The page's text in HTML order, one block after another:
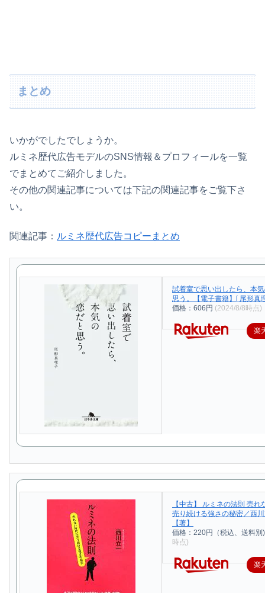
まとめ
いかがでしたでしょうか。
ルミネ歴代広告モデルのSNS情報＆プロフィールを一覧
でまとめてご紹介しました。
その他の関連記事については下記の関連記事をご覧下さ
い。
関連記事： ルミネ歴代広告コピーまとめ
試着室で思い出したら、本
思う。【電子書籍】[ 尾形真
価格：606円 (2024/8/8時点)
楽
【中古】 ルミネの法則 売れ
売り続ける強さの秘密／西
【著】
価格：220円（税込、送料別)
時点)
楽